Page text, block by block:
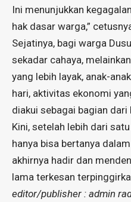
Ini menunjukkan
hak dasar warga,”
Sejatinya, bagi warga
sekadar cahaya,
yang lebih layak, anak-
hari, aktivitas ekonomi
diakui sebagai bagian dari
Kini, setelah lebih dari
hanya bisa bertanya
akhirnya hadir dan
lama terkesan
editor/publisher : admin